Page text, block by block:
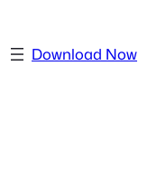
Download Now